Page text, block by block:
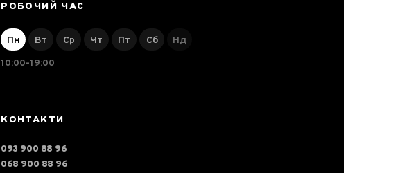
РОБОЧИЙ ЧАС
Пн Вт Ср Чт Пт Сб
Нд
10:00-19:00
КОНТАКТИ
093 900 88 96
068 900 88 96